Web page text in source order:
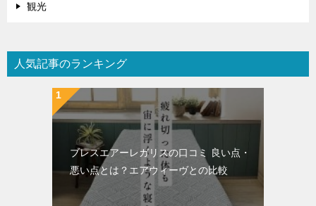
観光
人気記事のランキング
ブレスエアーレガリスの口コミ 良い点・
悪い点とは？エアウィーヴとの比較